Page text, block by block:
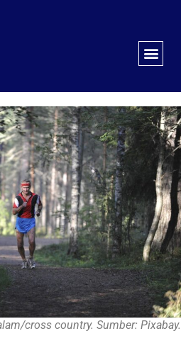
cross country. Sumber: Pixabay.